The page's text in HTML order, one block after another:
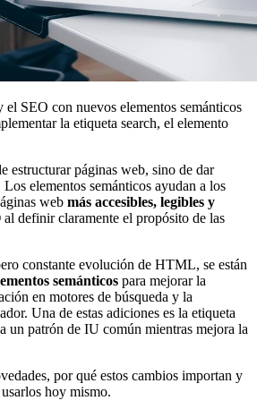
SEO con nuevos elementos semánticos
la etiqueta search, el elemento
estructurar páginas web, sino de dar
elementos semánticos ayudan a los
web más accesibles, legibles y
al definir claramente el propósito de las
constante evolución de HTML, se están
semánticos para mejorar la
en motores de búsqueda y la
Una de estas adiciones es la etiqueta
un patrón de IU común mientras mejora la
por qué estos cambios importan y
hoy mismo.